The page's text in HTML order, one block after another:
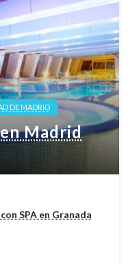
DE MADRID
Madrid
SPA en Granada